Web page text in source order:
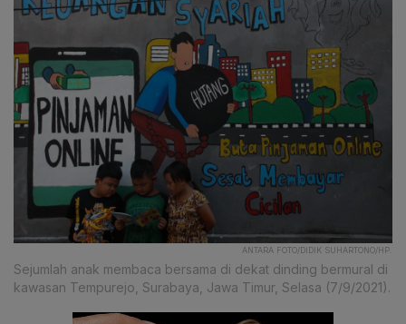
ANTARA FOTO/DIDIK SUHARTONO/HP.
Sejumlah anak membaca bersama di dekat dinding bermural di
kawasan Tempurejo, Surabaya, Jawa Timur, Selasa (7/9/2021).